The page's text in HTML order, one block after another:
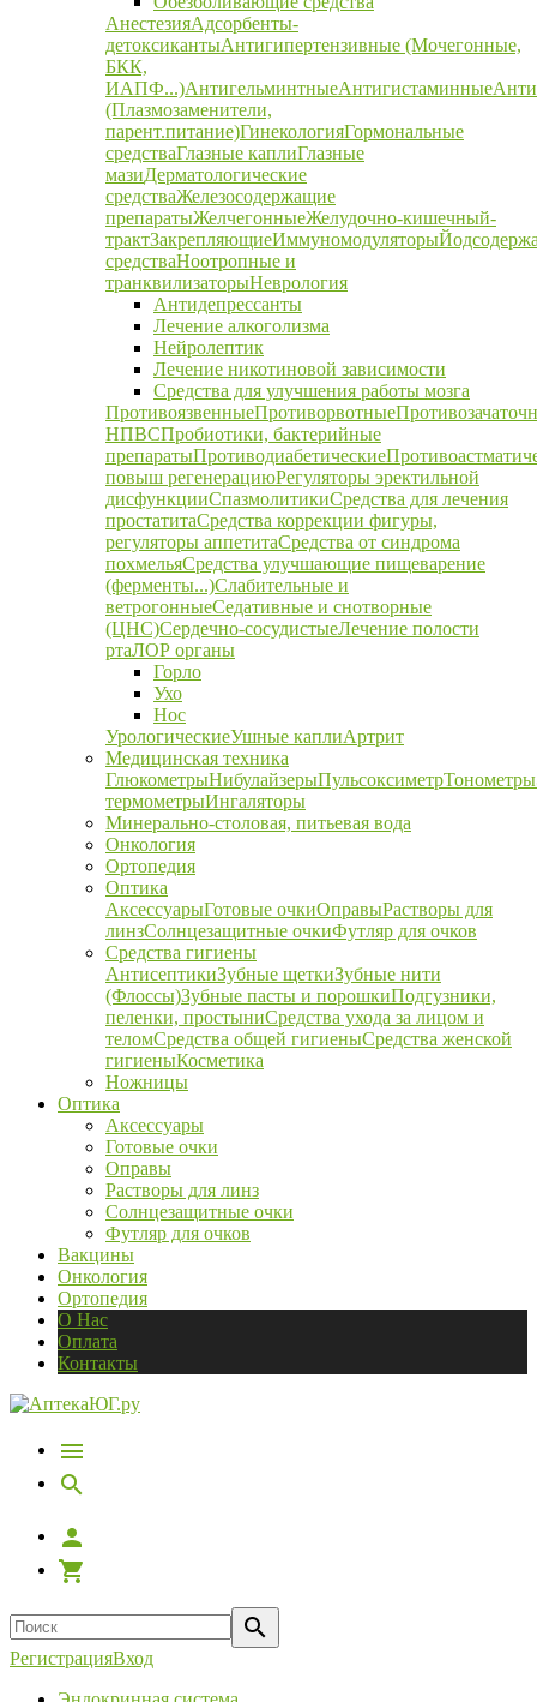
АнестезияАдсорбенты-
детоксикантыАнтигипертензивные (Мочегонные,
БКК,
ИАПФ...)АнтигельминтныеАнтигистаминные
(Плазмозаменители,
парент.питание)ГинекологияГормональные
средстваГлазные каплиГлазные
мазиДерматологические
средстваЖелезосодержащие
препаратыЖелчегонныеЖелудочно-кишечный-
трактЗакрепляющиеИммуномодуляторы
средстваНоотропные и
транквилизаторыНеврология
Антидепрессанты
Лечение алкоголизма
Нейролептик
Лечение никотиновой зависимости
Средства для улучшения работы мозга
ПротивоязвенныеПротиворвотные
НПВСПробиотики, бактерийные
препаратыПротиводиабетические
повыш регенерациюРегуляторы эректильной
дисфункцииСпазмолитикиСредства для лечения
простатитаСредства коррекции фигуры,
регуляторы аппетитаСредства от синдрома
похмельяСредства улучшающие пищеварение
(ферменты...)Слабительные и
ветрогонныеСедативные и снотворные
(ЦНС)Сердечно-сосудистыеЛечение полости
ртаЛОР органы
Горло
Ухо
Нос
УрологическиеУшные каплиАртрит
Медицинская техника
ГлюкометрыНибулайзерыПульсоксиметрТонометры
термометрыИнгаляторы
Минерально-столовая, питьевая вода
Онкология
Ортопедия
Оптика
АксессуарыГотовые очкиОправыРастворы для
линзСолнцезащитные очкиФутляр для очков
Средства гигиены
АнтисептикиЗубные щеткиЗубные нити
(Флоссы)Зубные пасты и порошкиПодгузники,
пеленки, простыниСредства ухода за лицом и
теломСредства общей гигиеныСредства женской
гигиеныКосметика
Ножницы
Оптика
Аксессуары
Готовые очки
Оправы
Растворы для линз
Солнцезащитные очки
Футляр для очков
Вакцины
Онкология
Ортопедия
О Нас
Оплата
Контакты
РегистрацияВход